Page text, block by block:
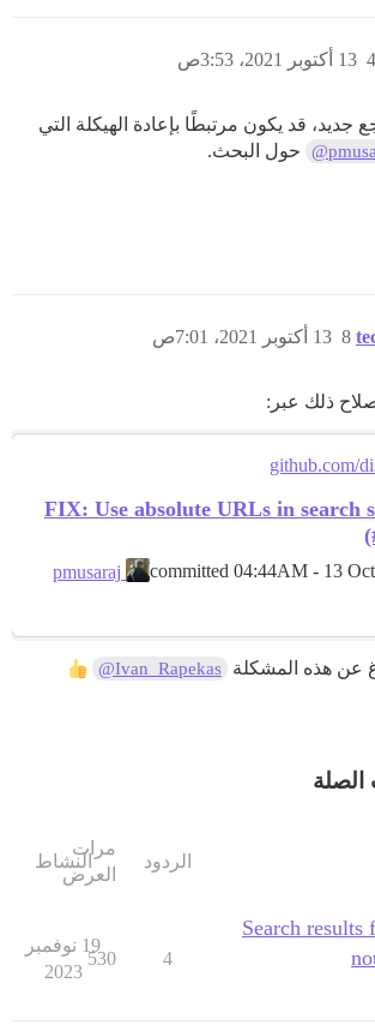
13 أكتوبر 2021، 3:53ص 4
جديد، قد يكون مرتبطًا بإعادة الهيكلة التي
حول البحث.
13 أكتوبر 2021، 7:01ص 8
ذلك عبر:
github.com/
FIX: Use absolute URLs in search
committed 04:44AM - 13
عن هذه المشكلة @Ivan_Rapekas
الردود
مرات
العرض
النشاط
Search
4
530
19 نوفمبر
2023